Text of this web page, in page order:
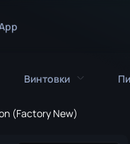
Винтовки
(Factory New)